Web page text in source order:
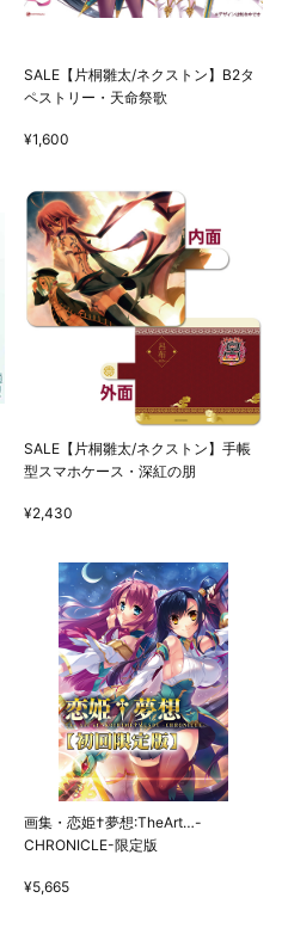
SALE【片桐雛太/ネクストン】B2タ
ペストリー・天命祭歌
¥1,600
SALE【片桐雛太/ネクストン】手帳
型スマホケース・深紅の朋
¥2,430
画集・恋姫†夢想:TheArt…-
CHRONICLE-限定版
¥5,665